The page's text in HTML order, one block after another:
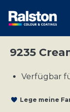
9235
Verfügbar
Lege meine